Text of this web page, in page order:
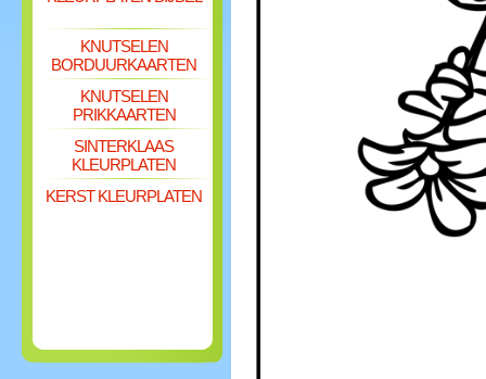
KNUTSELEN
BORDUURKAARTEN
KNUTSELEN
PRIKKAARTEN
SINTERKLAAS
KLEURPLATEN
KERST KLEURPLATEN